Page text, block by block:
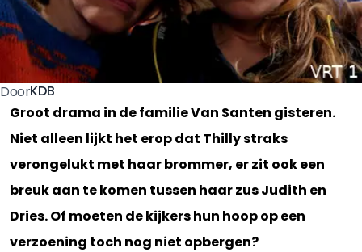
DoorKDB
Groot drama in de familie Van Santen gisteren.
Niet alleen lijkt het erop dat Thilly straks
verongelukt met haar brommer, er zit ook een
breuk aan te komen tussen haar zus Judith en
Dries. Of moeten de kijkers hun hoop op een
verzoening toch nog niet opbergen?